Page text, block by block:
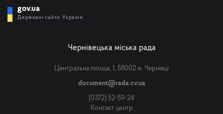
gov.ua
Державні сайти України
Чернівецька міська рада
Центральна площа, 1, 58002 м. Чернівці
document@rada.cv.ua
(0372) 52-59-24
Контакт центр